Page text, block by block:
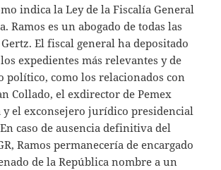
indica la Ley de la Fiscalía General
Ramos es un abogado de todas las
El fiscal general ha depositado
expedientes más relevantes y de
político, como los relacionados con
Collado, el exdirector de Pemex
y el exconsejero jurídico presidencial
caso de ausencia definitiva del
Ramos permanecería de encargado
de la República nombre a un